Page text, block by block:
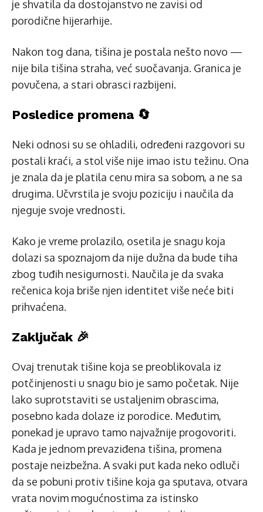
je shvatila da dostojanstvo ne zavisi od
porodične hijerarhije.
Nakon tog dana, tišina je postala nešto novo —
nije bila tišina straha, već suočavanja. Granica je
povučena, a stari obrasci razbijeni.
Posledice promena 🔄
Neki odnosi su se ohladili, određeni razgovori su
postali kraći, a stol više nije imao istu težinu. Ona
je znala da je platila cenu mira sa sobom, a ne sa
drugima. Učvrstila je svoju poziciju i naučila da
njeguje svoje vrednosti.
Kako je vreme prolazilo, osetila je snagu koja
dolazi sa spoznajom da nije dužna da bude tiha
zbog tuđih nesigurnosti. Naučila je da svaka
rečenica koja briše njen identitet više neće biti
prihvaćena.
Zaključak 🎉
Ovaj trenutak tišine koja se preoblikovala iz
potčinjenosti u snagu bio je samo početak. Nije
lako suprotstaviti se ustaljenim obrascima,
posebno kada dolaze iz porodice. Međutim,
ponekad je upravo tamo najvažnije progovoriti.
Kada je jednom prevaziđena tišina, promena
postaje neizbežna. A svaki put kada neko odluči
da se pobuni protiv tišine koja ga sputava, otvara
vrata novim mogućnostima za istinsko